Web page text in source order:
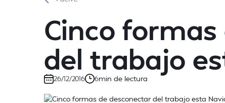
Cinco
del trabajo
26/12/2016 6min de lectura